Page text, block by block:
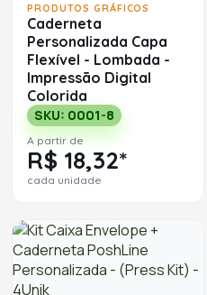
PRODUTOS GRÁFICOS
Caderneta
Personalizada Capa
Flexível - Lombada -
Impressão Digital
Colorida
SKU: 0001-8
A partir de
R$ 18,32*
cada unidade